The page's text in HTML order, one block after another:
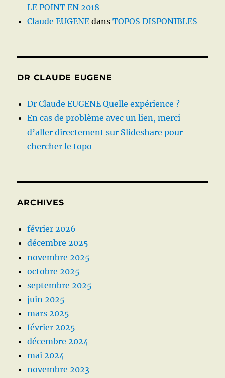
LE POINT EN 2018
Claude EUGENE dansTOPOS DISPONIBLES
DR CLAUDE EUGENE
Dr Claude EUGENE Quelle expérience ?
En cas de problème avec un lien, merci
d’aller directement sur Slideshare pour
chercher le topo
ARCHIVES
février 2026
décembre 2025
novembre 2025
octobre 2025
septembre 2025
juin 2025
mars 2025
février 2025
décembre 2024
mai 2024
novembre 2023